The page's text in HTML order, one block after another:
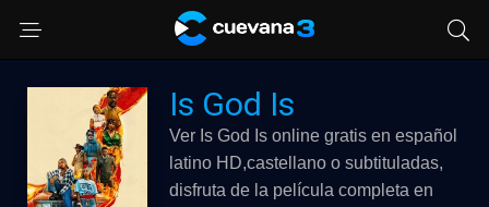
Is God Is
Ver Is God Is online gratis en español
latino HD,castellano o subtituladas,
disfruta de la película completa en